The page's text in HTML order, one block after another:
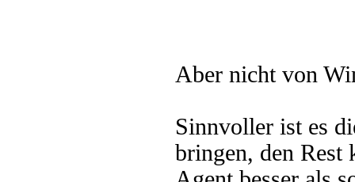
Aber nicht von
Sinnvoller ist es
bringen, den Rest